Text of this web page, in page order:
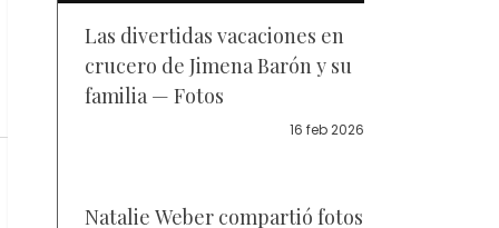
Las divertidas vacaciones en
crucero de Jimena Barón y su
familia — Fotos
16 feb 2026
Natalie Weber compartió fotos